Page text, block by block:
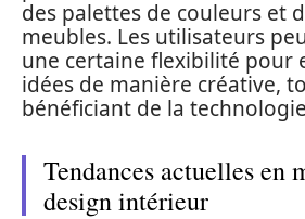
des palettes de couleurs et
meubles. Les utilisateurs
une certaine flexibilité pour
idées de manière créative,
bénéficiant de la
Tendances actuelles en
design intérieur